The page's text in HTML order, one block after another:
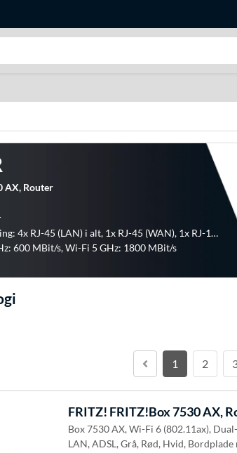
AX, Router
Forbindelser tilslutning: 4x RJ-45 (LAN) i alt, 1x RJ-45 (WAN), 1x RJ-11 (analog)
600 MBit/s, Wi-Fi 5 GHz: 1800 MBit/s
1 2
FRITZ! FRITZ!Box 7530 AX,
Box 7530 AX, Wi-Fi 6 (802.11ax),
LAN, ADSL, Grå, Rød, Hvid,